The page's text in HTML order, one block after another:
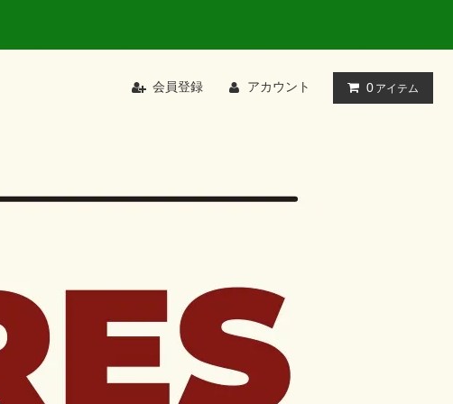
会員登録 アカウント 0 アイテム